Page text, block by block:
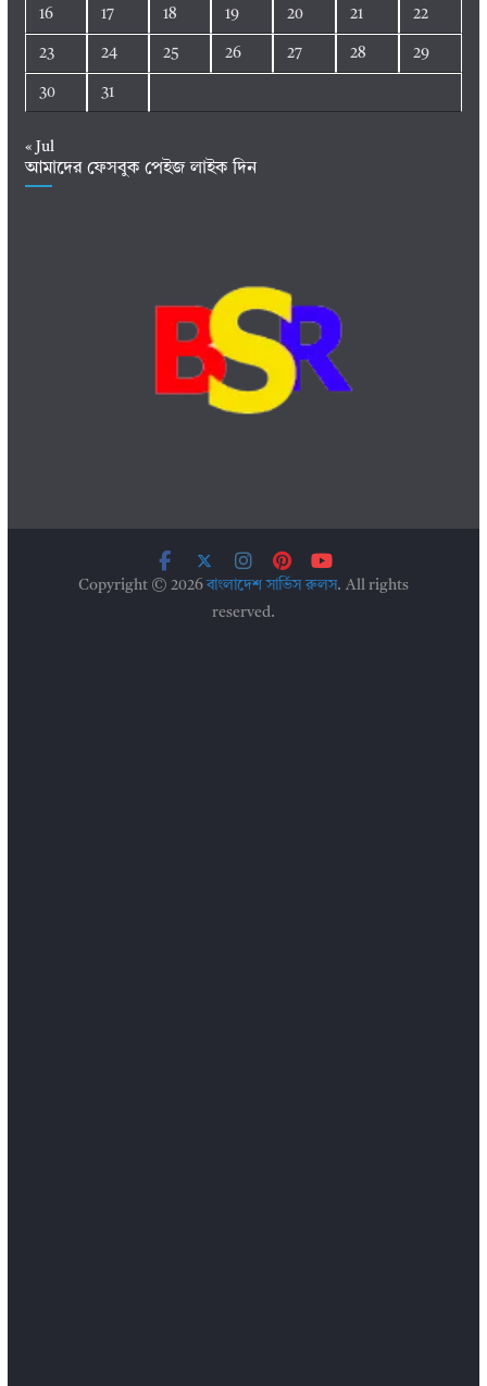
16 17 18 19 20 21 22
23 24 25 26 27 28 29
30 31
« Jul
আমাদের ফেসবুক পেইজ লাইক দিন
Copyright © 2026বাংলাদেশ সার্ভিস রুলস. All rights
reserved.